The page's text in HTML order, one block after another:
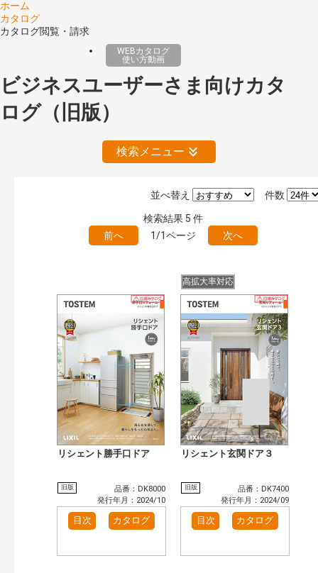
ホーム
カタログ
カタログ閲覧・請求
WEBカタログ
使い方動画
ビジネスユーザーさま向けカタ
ログ（旧版）
検索メニュー
絞り込みの解除
旧版（WEBカタログ）
キーワード検索（あいまい）
目次も検索 検 索
おすすめハッシュタグ
まずはここから（1）
施工イメージ・アイデア集（11）
リフォームおすすめ（5）
カテゴリー
窓・シャッター（9）
玄関ドア・引戸（5）
インテリア建材（2）
キッチン（4）
発行年で検索
件数
並べ替え
検索結果 5 件
前へ
1/1ページ 次へ
リシェント勝手口ドア
旧版
品番：DK8000
発行年月：2024/10
目次 カタログ
高拡大率対応
リシェント玄関ドア３
旧版
品番：DK7400
発行年月：2024/09
目次 カタログ